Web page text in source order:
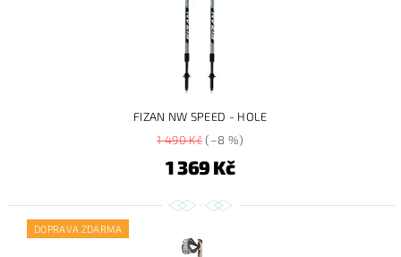
FIZAN NW SPEED - HOLE
1 490 Kč(–8 %)
1 369 Kč
DOPRAVA ZDARMA